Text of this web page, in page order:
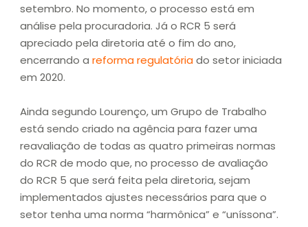
setembro. No momento, o processo está em
análise pela procuradoria. Já o RCR 5 será
apreciado pela diretoria até o fim do ano,
encerrando a reforma regulatóriado setor iniciada
em 2020.
Ainda segundo Lourenço, um Grupo de Trabalho
está sendo criado na agência para fazer uma
reavaliação de todas as quatro primeiras normas
do RCR de modo que, no processo de avaliação
do RCR 5 que será feita pela diretoria, sejam
implementados ajustes necessários para que o
setor tenha uma norma “harmônica” e “uníssona”.